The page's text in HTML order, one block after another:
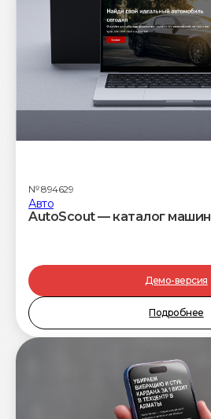
№894629
Авто
AutoScout — каталог машин
Демо-версия
Подробнее